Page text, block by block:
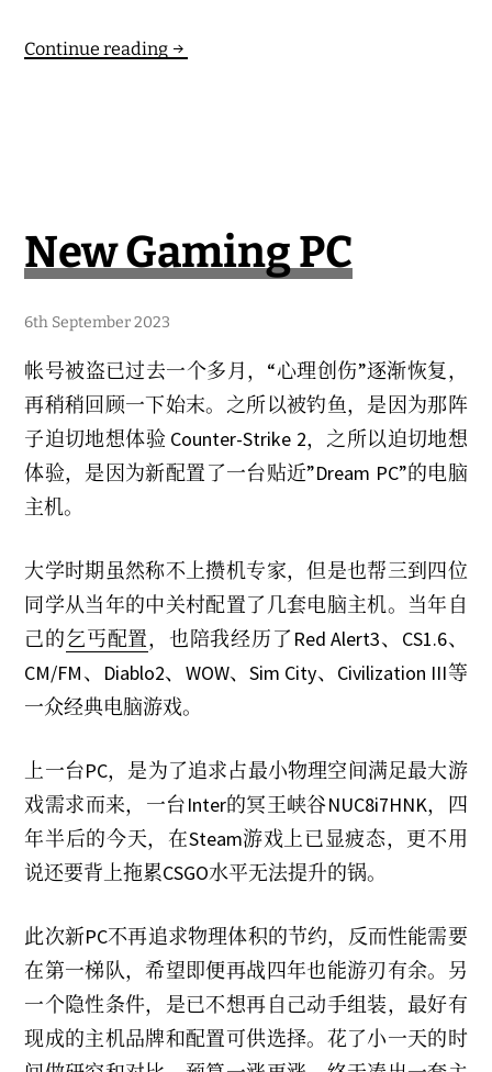
Continue reading增
New Gaming PC
1
t
h
e
p
t
e
m
b
e
0
2
3
6th September 2023
帐号被盗已过去一个多月，“心理创伤”逐渐恢复，
再稍稍回顾一下始末。之所以被钓鱼，是因为那阵
子迫切地想体验 Counter-Strike 2，之所以迫切地想
体验，是因为新配置了一台贴近”Dream PC”的电脑
主机。
大学时期虽然称不上攒机专家，但是也帮三到四位
同学从当年的中关村配置了几套电脑主机。当年自
己的乞丐配置，也陪我经历了Red Alert3、CS1.6、
CM/FM、Diablo2、WOW、Sim City、Civilization III等
一众经典电脑游戏。
上一台PC，是为了追求占最小物理空间满足最大游
戏需求而来，一台Inter的冥王峡谷NUC8i7HNK，四
年半后的今天，在Steam游戏上已显疲态，更不用
说还要背上拖累CSGO水平无法提升的锅。
此次新PC不再追求物理体积的节约，反而性能需要
在第一梯队，希望即便再战四年也能游刃有余。另
一个隐性条件，是已不想再自己动手组装，最好有
现成的主机品牌和配置可供选择。花了小一天的时